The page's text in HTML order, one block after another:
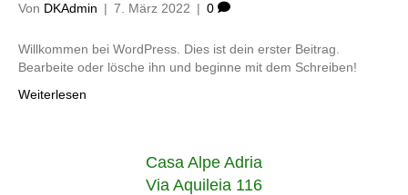
Von DKAdmin | 7. März 2022 | 0
Willkommen bei WordPress. Dies ist dein erster Beitrag.
Bearbeite oder lösche ihn und beginne mit dem Schreiben!
Weiterlesen
Casa Alpe Adria
Via Aquileia 116